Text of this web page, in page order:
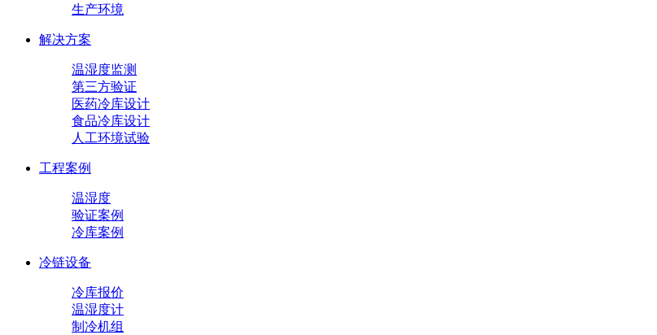
生产环境
解决方案
温湿度监测
第三方验证
医药冷库设计
食品冷库设计
人工环境试验
工程案例
温湿度
验证案例
冷库案例
冷链设备
冷库报价
温湿度计
制冷机组